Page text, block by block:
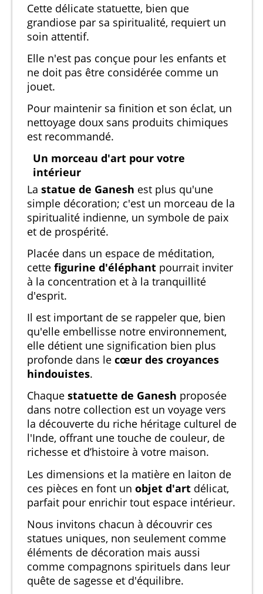
Cette délicate statuette, bien que
grandiose par sa spiritualité, requiert un
soin attentif.
Elle n'est pas conçue pour les enfants et
ne doit pas être considérée comme un
jouet.
Pour maintenir sa finition et son éclat, un
nettoyage doux sans produits chimiques
est recommandé.
Un morceau d'art pour votre
intérieur
La statue de Ganesh est plus qu'une
simple décoration; c'est un morceau de la
spiritualité indienne, un symbole de paix
et de prospérité.
Placée dans un espace de méditation,
cette figurine d'éléphant pourrait inviter
à la concentration et à la tranquillité
d'esprit.
Il est important de se rappeler que, bien
qu'elle embellisse notre environnement,
elle détient une signification bien plus
profonde dans le cœur des croyances
hindouistes.
Chaque statuette de Ganesh proposée
dans notre collection est un voyage vers
la découverte du riche héritage culturel de
l'Inde, offrant une touche de couleur, de
richesse et d’histoire à votre maison.
Les dimensions et la matière en laiton de
ces pièces en font un objet d'art délicat,
parfait pour enrichir tout espace intérieur.
Nous invitons chacun à découvrir ces
statues uniques, non seulement comme
éléments de décoration mais aussi
comme compagnons spirituels dans leur
quête de sagesse et d'équilibre.